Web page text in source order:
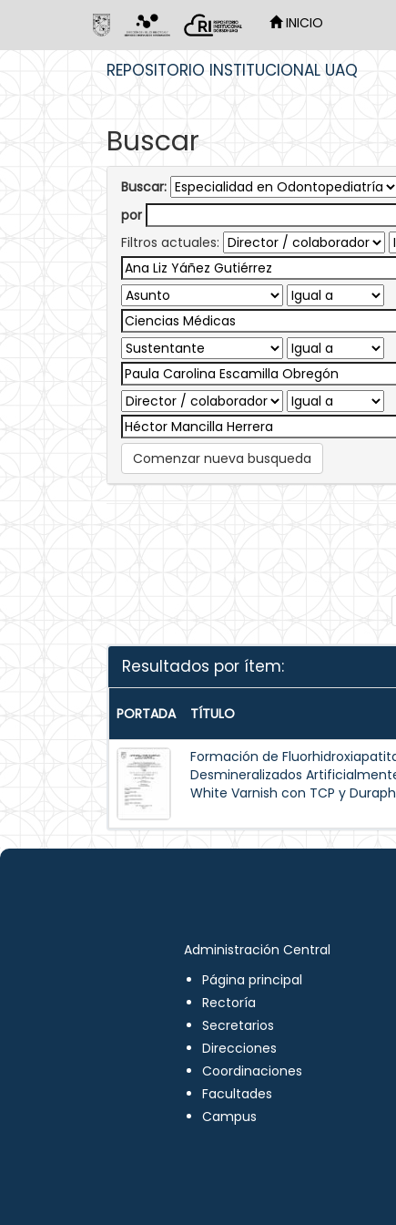
INICIO
REPOSITORIO INSTITUCIONAL UAQ
Buscar
Buscar:
por
Filtros actuales:
Comenzar nueva busqueda
Resultados por ítem:
PORTADA TÍTULO
Formación de
Desmineralizados
White Varnish con TCP y
Administración Central
Página principal
Rectoría
Secretarios
Direcciones
Coordinaciones
Facultades
Campus